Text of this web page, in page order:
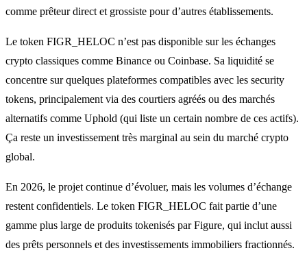
comme prêteur direct et grossiste pour d’autres établissements.
Le token FIGR_HELOC n’est pas disponible sur les échanges
crypto classiques comme Binance ou Coinbase. Sa liquidité se
concentre sur quelques plateformes compatibles avec les security
tokens, principalement via des courtiers agréés ou des marchés
alternatifs comme Uphold (qui liste un certain nombre de ces actifs).
Ça reste un investissement très marginal au sein du marché crypto
global.
En 2026, le projet continue d’évoluer, mais les volumes d’échange
restent confidentiels. Le token FIGR_HELOC fait partie d’une
gamme plus large de produits tokenisés par Figure, qui inclut aussi
des prêts personnels et des investissements immobiliers fractionnés.